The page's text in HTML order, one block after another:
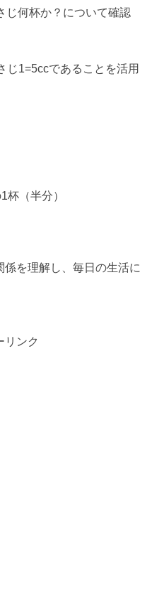
じ何杯か？について確認
じ1=5ccであることを活用
杯（半分）
を理解し、毎日の生活に
リンク